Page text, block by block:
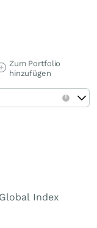
Zum Portfolio
hinzufügen
Index